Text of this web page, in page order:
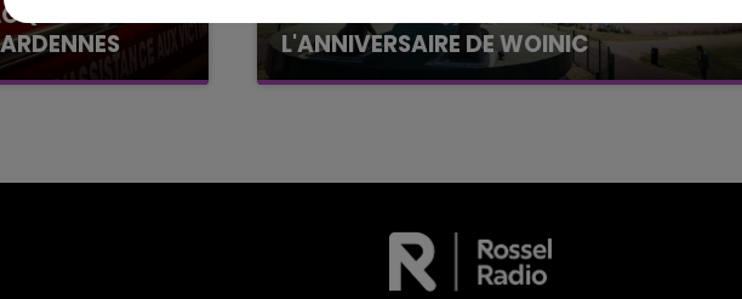
LA
ce mercredi
VENEZ FÊTER CE WEEK-END
L'ANNIVERSAIRE DE WOINIC
Ce samedi 8 août sera un grand jour :